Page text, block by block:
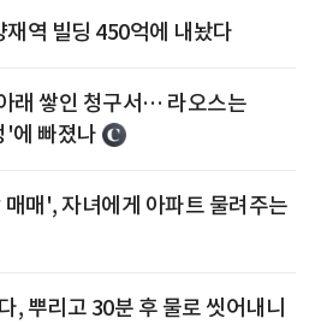
역 빌딩 450억에 내놨다
래 쌓인 청구서… 라오스는
'에 빠졌나
매', 자녀에게 아파트 물려주는
, 뿌리고 30분 후 물로 씻어내니